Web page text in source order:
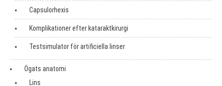
Capsulorhexis
Komplikationer efter kataraktkirurgi
Testsimulator för artificiella linser
Ögats anatomi
Lins